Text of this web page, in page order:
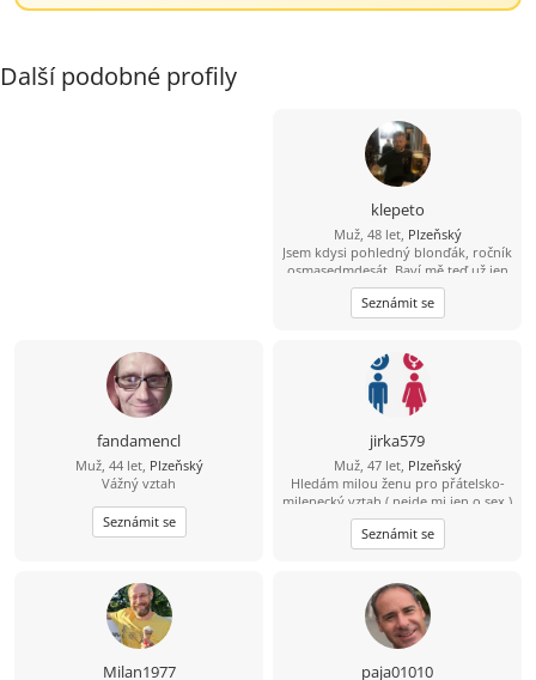
Další podobné profily
klepeto
Muž, 48 let, Plzeňský
Jsem kdysi pohledný blonďák, ročník
osmasedmdesát. Baví mě teď už jen
sledovat fotbal, hokej, atd. Kolo, lyže
a nějaký ten pohyb ve vodě ještě
zvládnu a možná i běh (pár metrů;-)
Seznámit se
fandamencl
Muž, 44 let, Plzeňský
Vážný vztah
Seznámit se
jirka579
Muž, 47 let, Plzeňský
Hledám milou ženu pro přátelsko-
milenecký vztah ( nejde mi jen o sex )
bez narušení soukromí, mám rodinu
a nechci opustit děti . Prostě
potřebuji utéct od stereotypu
Seznámit se
Milan1977 paja01010